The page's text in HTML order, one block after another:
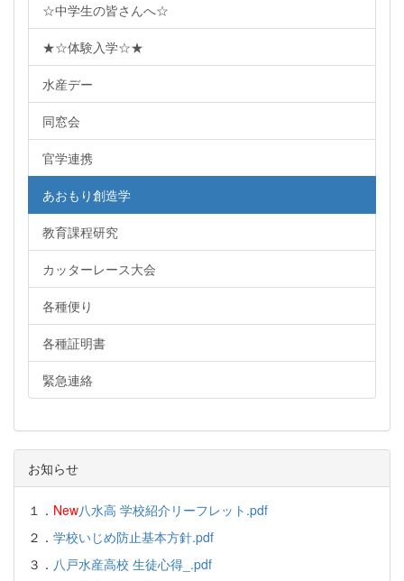
☆中学生の皆さんへ☆
★☆体験入学☆★
水産デー
同窓会
官学連携
あおもり創造学
教育課程研究
カッターレース大会
各種便り
各種証明書
緊急連絡
お知らせ
１． New八水高 学校紹介リーフレット.pdf
２． 学校いじめ防止基本方針.pdf
３． 八戸水産高校 生徒心得_.pdf